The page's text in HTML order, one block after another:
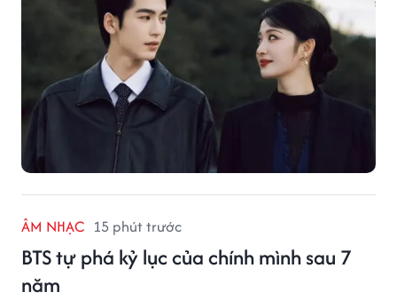
ÂM NHẠC 15 phút trước
BTS tự phá kỷ lục của chính mình sau 7
năm